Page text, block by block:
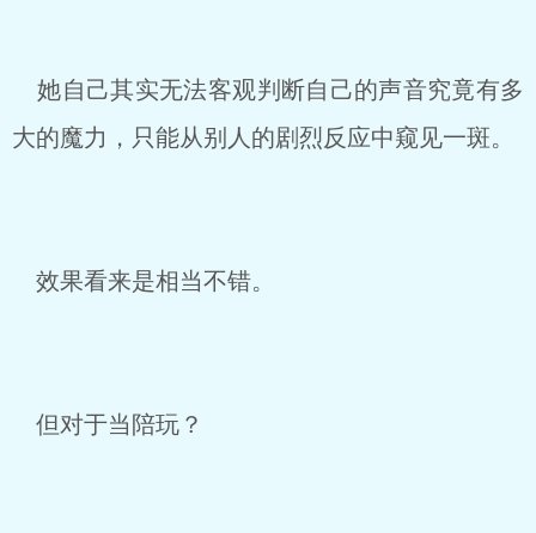
她自己其实无法客观判断自己的声音究竟有多
大的魔力，只能从别人的剧烈反应中窥见一斑。
效果看来是相当不错。
但对于当陪玩？